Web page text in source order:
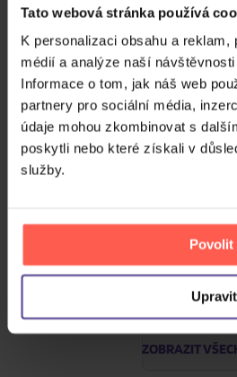
Tato webová stránka používá
K personalizaci obsahu a
médií a analýze naší
Informace o tom, jak náš web
partnery pro sociální média,
údaje mohou zkombinovat s
poskytli nebo které získali v
služby.
Povolit
Upravit
Skladem
Nirvana:
Vinyl
Osbourne
Madman
ZOBRAZIT